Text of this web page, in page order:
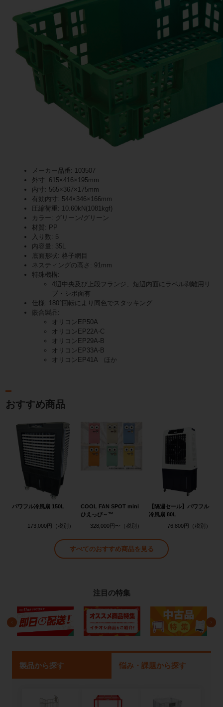
メーカー品番: 103507
外寸: 615×416×195mm
内寸: 565×367×175mm
有効内寸: 544×346×166mm
圧縮荷重: 10.60kN(1081kgf)
カラー: グリーン/グリーン
材質: PP
入り数: 5
内容量: 35L
底面形状: 格子網目
ネスティングの高さ: 91mm
特殊機構:
4辺中央及び上段フランジ、短辺内面にラベル剥離用リ
ブ・シボ面有
仕様: 180°回転により同色でスタッキング
嵌合製品:
オリコンEP50A
オリコンEP22A-C
オリコンEP29A-B
オリコンEP33A-B
オリコンEP41A ほか
おすすめ商品
パワフル冷風扇 150L
173,000円
COOL FAN SPOT mini
ひえっぴ～™
328,000円〜
【隔週セール】パワフル
冷風扇 80L
76,800円
すべてのおすすめ商品を見る
注目の特集
製品から探す 悩み・課題から探す